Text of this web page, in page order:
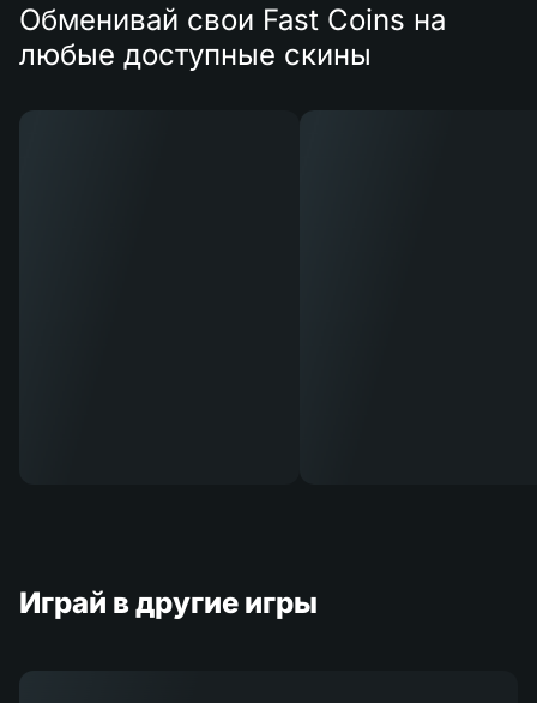
Обменивай свои Fast Coins на
любые доступные скины
Играй в другие игры